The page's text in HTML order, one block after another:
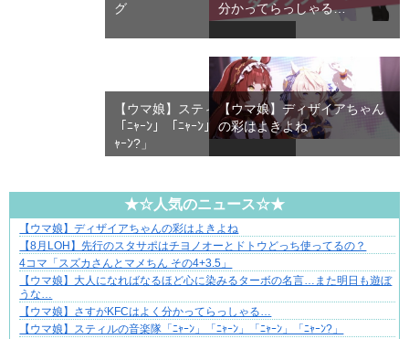
グ
分かってらっしゃる…
【ウマ娘】スティルの音楽隊
「ﾆｬｰﾝ」「ﾆｬｰﾝ」「ﾆｬｰﾝ」「ﾆ
ｬｰﾝ?」
【ウマ娘】ディザイアちゃん
の彩はよきよね
★☆人気のニュース☆★
悩んでいるのは私だけ？夫との距離
【ウマ娘】ディザイアちゃんの彩はよきよね
【8月LOH】先行のスタサポはチヨノオーとドトウどっち使ってるの？
4コマ「スズカさんとマメちん その4+3.5」
【ウマ娘】大人になればなるほど心に染みるターボの名言…また明日も遊ぼ
うな…
【ウマ娘】さすがKFCはよく分かってらっしゃる…
【ウマ娘】スティルの音楽隊「ﾆｬｰﾝ」「ﾆｬｰﾝ」「ﾆｬｰﾝ」「ﾆｬｰﾝ?」